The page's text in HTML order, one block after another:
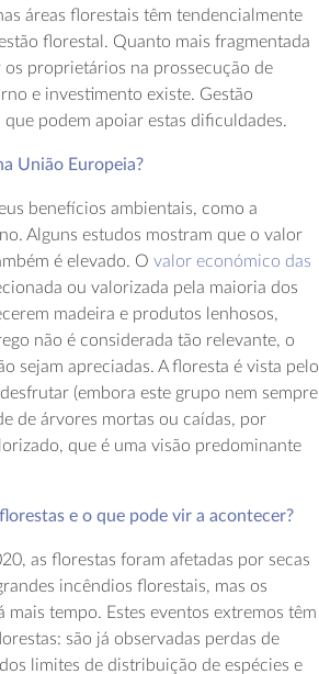
áreas florestais têm tendencialmente
florestal. Quanto mais fragmentada
proprietários na prossecução de
e investimento existe. Gestão
podem apoiar estas dificuldades.
União Europeia?
benefícios ambientais, como a
Alguns estudos mostram que o valor
é elevado. O valor económico das
ou valorizada pela maioria dos
madeira e produtos lenhosos,
não é considerada tão relevante, o
sejam apreciadas. A floresta é vista pelo
(embora este grupo nem sempre
de árvores mortas ou caídas, por
que é uma visão predominante
e o que pode vir a acontecer?
as florestas foram afetadas por secas
incêndios florestais, mas os
tempo. Estes eventos extremos têm
são já observadas perdas de
limites de distribuição de espécies e